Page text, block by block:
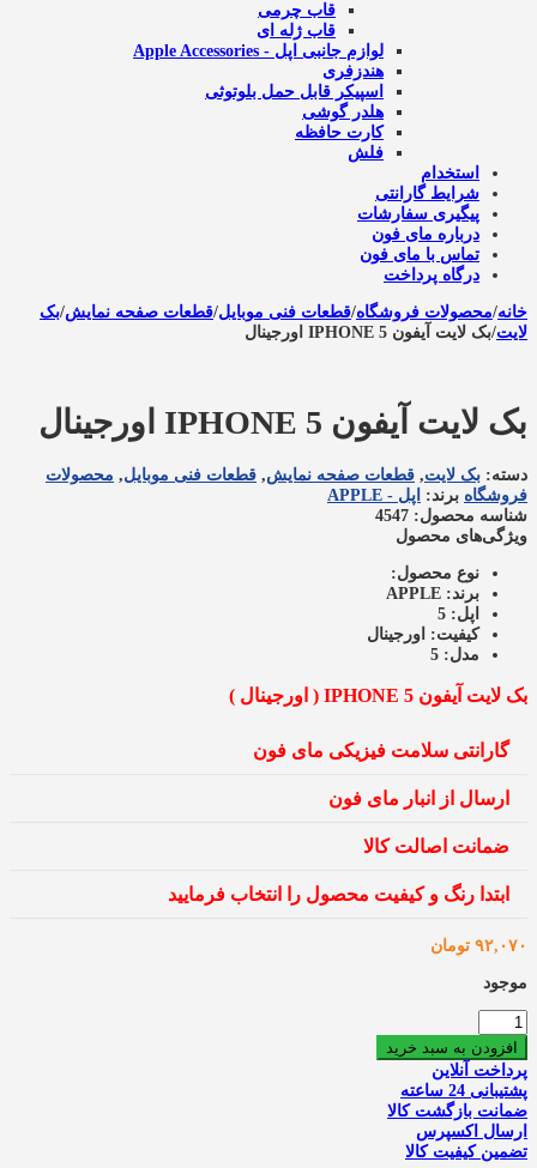
قاب چرمی
قاب ژله ای
لوازم جانبی اپل - Apple Accessories
هندزفری
اسپیکر قابل حمل بلوتوثی
هلدر گوشی
کارت حافظه
فلش
استخدام
شرایط گارانتی
پیگیری سفارشات
درباره مای فون
تماس با مای فون
درگاه پرداخت
خانه/محصولات فروشگاه/قطعات فنی موبایل/قطعات صفحه نمایش/بک
لایت/بک لایت آیفون IPHONE 5 اورجینال
بک لایت آیفون IPHONE 5 اورجینال
دسته: بک لایت, قطعات صفحه نمایش, قطعات فنی موبایل, محصولات
فروشگاه برند: اپل - APPLE
شناسه محصول: 4547
ویژگی‌های محصول
نوع محصول:
برند: APPLE
اپل: 5
کیفیت: اورجینال
مدل: 5
بک لایت آیفون IPHONE 5 ( اورجینال )
گارانتی سلامت فیزیکی مای فون
ارسال از انبار مای فون
ضمانت اصالت کالا
ابتدا رنگ و کیفیت محصول را انتخاب فرمایید
۹۲,۰۷۰ تومان
موجود
بک
لایت
آیفون
IPHONE
5
اورجینال
عدد
افزودن به سبد خرید
پرداخت آنلاین
پشتیبانی 24 ساعته
ضمانت بازگشت کالا
ارسال اکسپرس
تضمین کیفیت کالا